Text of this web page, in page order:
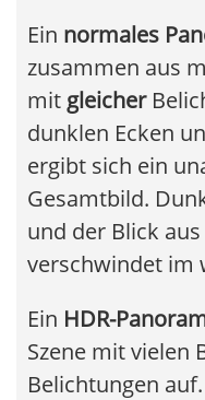
Ein normales
zusammen aus
mit gleicher
dunklen Ecken
ergibt sich ein
Gesamtbild.
und der Blick
verschwindet im
Ein HDR-
Szene mit vielen
Belichtungen